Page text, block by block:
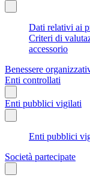
Dati relativi ai
Criteri di
accessorio
Benessere
Enti controllati
Enti pubblici vigilati
Enti pubblici
Società partecipate